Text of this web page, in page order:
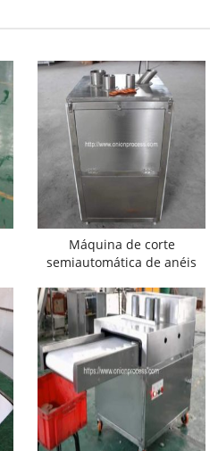
Máquina de corte
semiautomática de anéis